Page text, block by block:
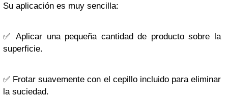
Su aplicación es muy sencilla:
✅ Aplicar una pequeña cantidad de producto sobre la
superficie.
✅ Frotar suavemente con el cepillo incluido para eliminar
la suciedad.